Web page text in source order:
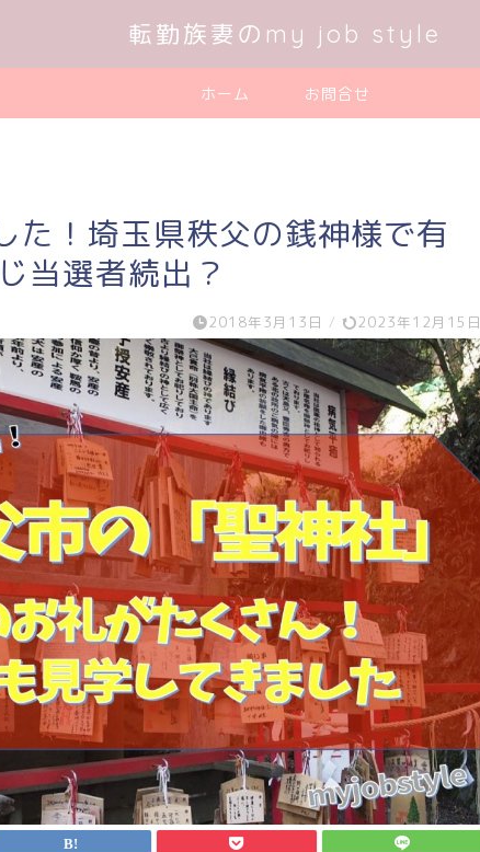
転勤族妻のmy job style
ホーム お問合せ
た！埼玉県秩父の銭神様で有
当選者続出？
2018年3月13日 / 2023年12月15日